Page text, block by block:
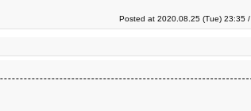
Posted at 2020.08.25 (Tue) 23:35 /